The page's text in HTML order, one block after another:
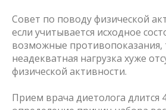
Совет по поводу физической
если учитывается исходное
возможные противопоказания,
неадекватная нагрузка хуже
физической активности.
Прием врача диетолога длится